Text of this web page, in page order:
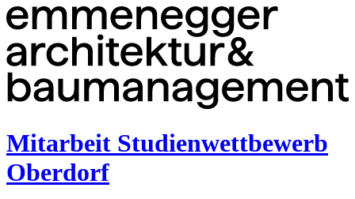
Mitarbeit Studienwettbewerb
Oberdorf